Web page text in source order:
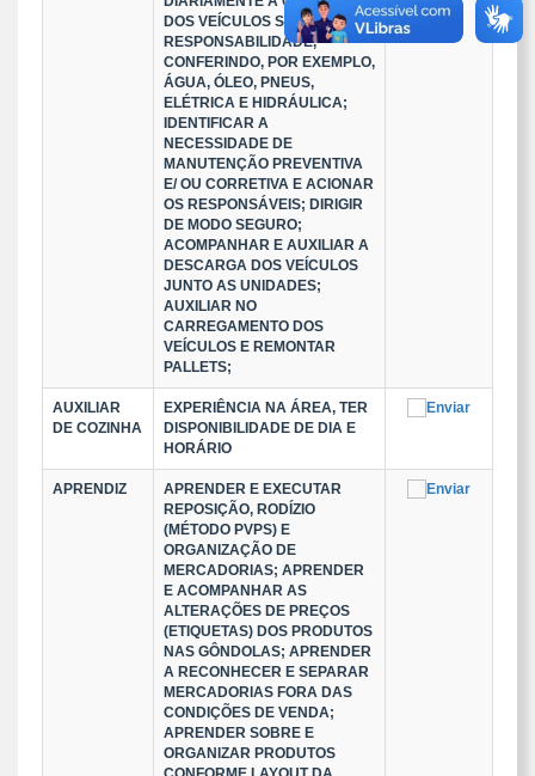
DOS VEÍCULOS SOB SUA
RESPONSABILIDADE,
CONFERINDO, POR EXEMPLO,
ÁGUA, ÓLEO, PNEUS,
ELÉTRICA E HIDRÁULICA;
IDENTIFICAR A
NECESSIDADE DE
MANUTENÇÃO PREVENTIVA
E/ OU CORRETIVA E ACIONAR
OS RESPONSÁVEIS; DIRIGIR
DE MODO SEGURO;
ACOMPANHAR E AUXILIAR A
DESCARGA DOS VEÍCULOS
JUNTO AS UNIDADES;
AUXILIAR NO
CARREGAMENTO DOS
VEÍCULOS E REMONTAR
PALLETS;
AUXILIAR
DE COZINHA
EXPERIÊNCIA NA ÁREA, TER
DISPONIBILIDADE DE DIA E
HORÁRIO
APRENDIZ
APRENDER E EXECUTAR
REPOSIÇÃO, RODÍZIO
(MÉTODO PVPS) E
ORGANIZAÇÃO DE
MERCADORIAS; APRENDER
E ACOMPANHAR AS
ALTERAÇÕES DE PREÇOS
(ETIQUETAS) DOS PRODUTOS
NAS GÔNDOLAS; APRENDER
A RECONHECER E SEPARAR
MERCADORIAS FORA DAS
CONDIÇÕES DE VENDA;
APRENDER SOBRE E
ORGANIZAR PRODUTOS